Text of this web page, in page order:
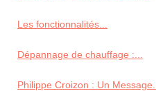
Les fonctionnalités...
Dépannage de chauffage :...
Philippe Croizon : Un Message...